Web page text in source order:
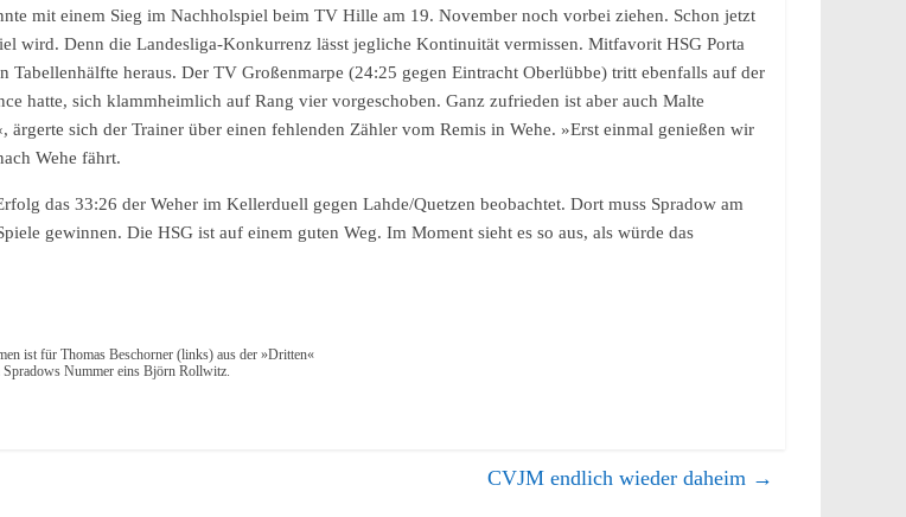
mit einem Sieg im Nachholspiel beim TV Hille am 19. November noch vorbei ziehen. Schon jetzt
wird. Denn die Landesliga-Konkurrenz lässt jegliche Kontinuität vermissen. Mitfavorit HSG Porta
heraus. Der TV Großenmarpe (24:25 gegen Eintracht Oberlübbe) tritt ebenfalls auf der
hatte, sich klammheimlich auf Rang vier vorgeschoben. Ganz zufrieden ist aber auch Malte
sich der Trainer über einen fehlenden Zähler vom Remis in Wehe. »Erst einmal genießen wir
Wehe fährt.
das 33:26 der Weher im Kellerduell gegen Lahde/Quetzen beobachtet. Dort muss Spradow am
gewinnen. Die HSG ist auf einem guten Weg. Im Moment sieht es so aus, als würde das
ist für Thomas Beschorner (links) aus der »Dritten«
Spradows Nummer eins Björn Rollwitz.
CVJM endlich wieder daheim →